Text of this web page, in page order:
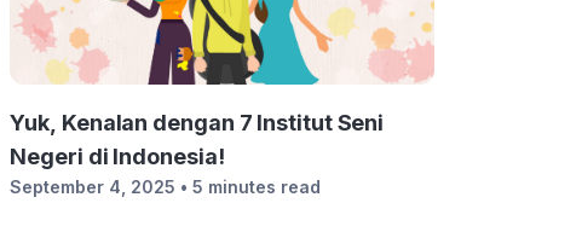
Yuk, Kenalan dengan 7 Institut Seni
Negeri di Indonesia!
September 4, 2025 • 5 minutes read